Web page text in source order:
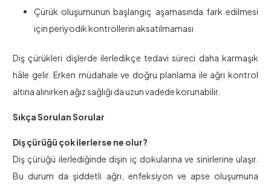
Çürük oluşumunun başlangıç aşamasında fark edilmesi
için periyodik kontrollerin aksatılmaması
Diş çürükleri dişlerde ilerledikçe tedavi süreci daha karmaşık
hâle gelir. Erken müdahale ve doğru planlama ile ağrı kontrol
altına alınırken ağız sağlığı da uzun vadede korunabilir.
Sıkça Sorulan Sorular
Diş çürüğü çok ilerlerse ne olur?
Diş çürüğü ilerlediğinde dişin iç dokularına ve sinirlerine ulaşır.
Bu durum da şiddetli ağrı, enfeksiyon ve apse oluşumuna